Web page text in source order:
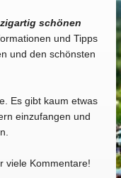
schönen
und Tipps
und den schönsten
Es gibt kaum etwas
einzufangen und
viele Kommentare!